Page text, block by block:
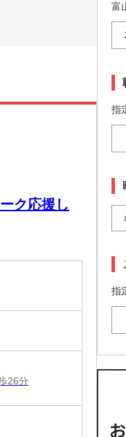
ク応援し
26分
富
指
指